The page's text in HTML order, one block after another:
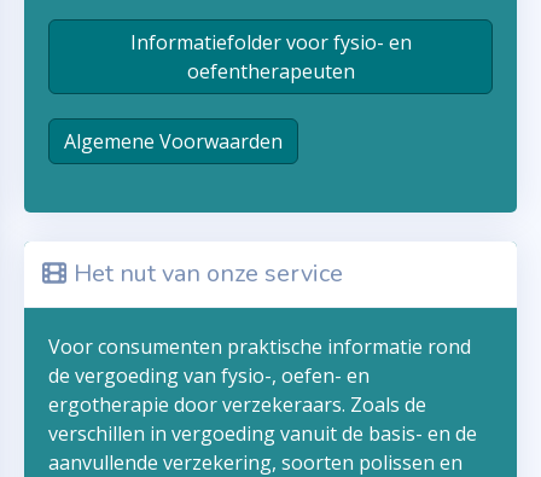
Informatiefolder voor fysio- en
oefentherapeuten
Algemene Voorwaarden
Het nut van onze service
Voor consumenten praktische informatie rond
de vergoeding van fysio-, oefen- en
ergotherapie door verzekeraars. Zoals de
verschillen in vergoeding vanuit de basis- en de
aanvullende verzekering, soorten polissen en